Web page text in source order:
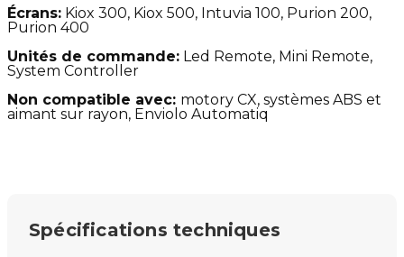
Écrans: Kiox 300, Kiox 500, Intuvia 100, Purion 200,
Purion 400
Unités de commande: Led Remote, Mini Remote,
System Controller
Non compatible avec: motory CX, systèmes ABS et
aimant sur rayon, Enviolo Automatiq
Spécifications techniques